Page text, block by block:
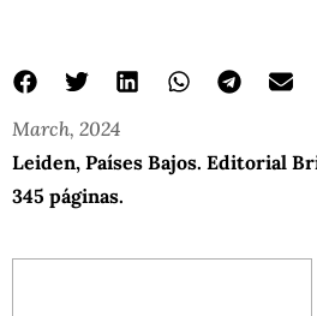
March, 2024
Leiden, Países Bajos. Editorial
345 páginas.